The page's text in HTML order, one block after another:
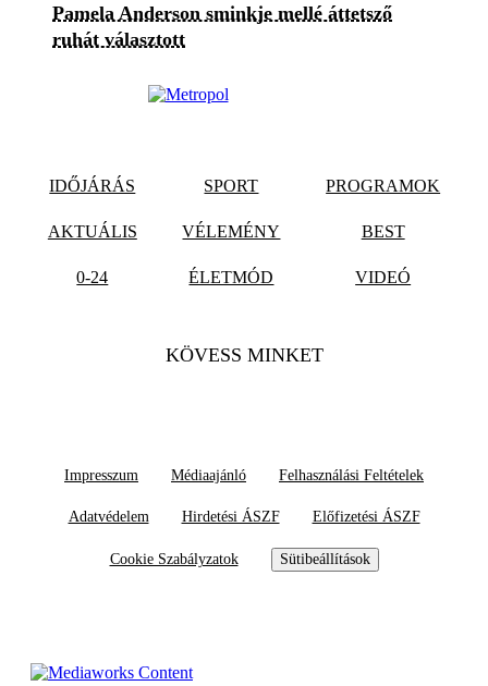
Pamela Anderson sminkje mellé áttetsző
ruhát választott
IDŐJÁRÁS SPORT PROGRAMOK
AKTUÁLIS VÉLEMÉNY BEST
0-24 ÉLETMÓD VIDEÓ
KÖVESS MINKET
Impresszum Médiaajánló Felhasználási Feltételek
Adatvédelem Hirdetési ÁSZF Előfizetési ÁSZF
Cookie Szabályzatok Sütibeállítások